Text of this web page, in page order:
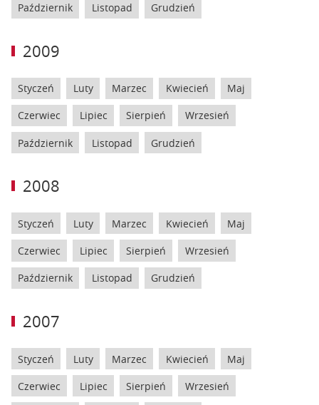
Październik Listopad Grudzień
2009
Styczeń Luty Marzec Kwiecień Maj
Czerwiec Lipiec Sierpień Wrzesień
Październik Listopad Grudzień
2008
Styczeń Luty Marzec Kwiecień Maj
Czerwiec Lipiec Sierpień Wrzesień
Październik Listopad Grudzień
2007
Styczeń Luty Marzec Kwiecień Maj
Czerwiec Lipiec Sierpień Wrzesień